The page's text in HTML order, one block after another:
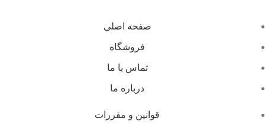
صفحه اصلی
فروشگاه
تماس با ما
درباره ما
قوانین و مقررات